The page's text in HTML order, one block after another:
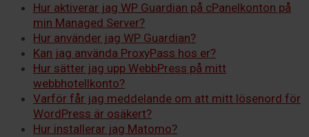
Hur aktiverar jag WP Guardian på cPanelkonton på
min Managed Server?
Hur använder jag WP Guardian?
Kan jag använda ProxyPass hos er?
Hur sätter jag upp WebbPress på mitt
webbhotellkonto?
Varför får jag meddelande om att mitt lösenord för
WordPress är osäkert?
Hur installerar jag Matomo?